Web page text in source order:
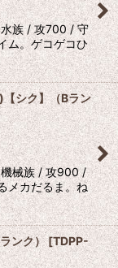
族 / 攻700 / 守
ム。ゲコゲコひ
シク】（Bラン
械族 / 攻900 /
メカだるま。ね
ンク）[TDPP-